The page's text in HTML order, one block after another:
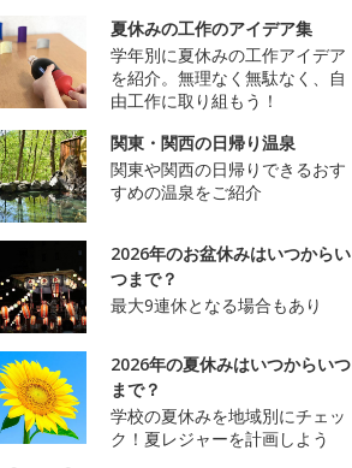
夏休みの工作のアイデア集
学年別に夏休みの工作アイデア
を紹介。無理なく無駄なく、自
由工作に取り組もう！
関東・関西の日帰り温泉
関東や関西の日帰りできるおす
すめの温泉をご紹介
2026年のお盆休みはいつからい
つまで？
最大9連休となる場合もあり
2026年の夏休みはいつからいつ
まで？
学校の夏休みを地域別にチェッ
ク！夏レジャーを計画しよう